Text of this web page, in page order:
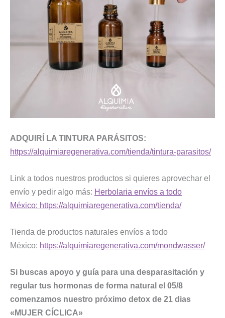
ADQUIRÍ LA TINTURA PARÁSITOS:
https://alquimiaregenerativa.com/tienda/tintura-parasitos/
Link a todos nuestros productos si quieres aprovechar el
envío y pedir algo más: Herbolaria envíos a todo
México: https://alquimiaregenerativa.com/tienda/
Tienda de productos naturales envíos a todo
México: https://alquimiaregenerativa.com/mondwasser/
Si buscas apoyo y guía para una desparasitación y
regular tus hormonas de forma natural el 05/8
comenzamos nuestro próximo detox de 21 dias
«MUJER CÍCLICA»